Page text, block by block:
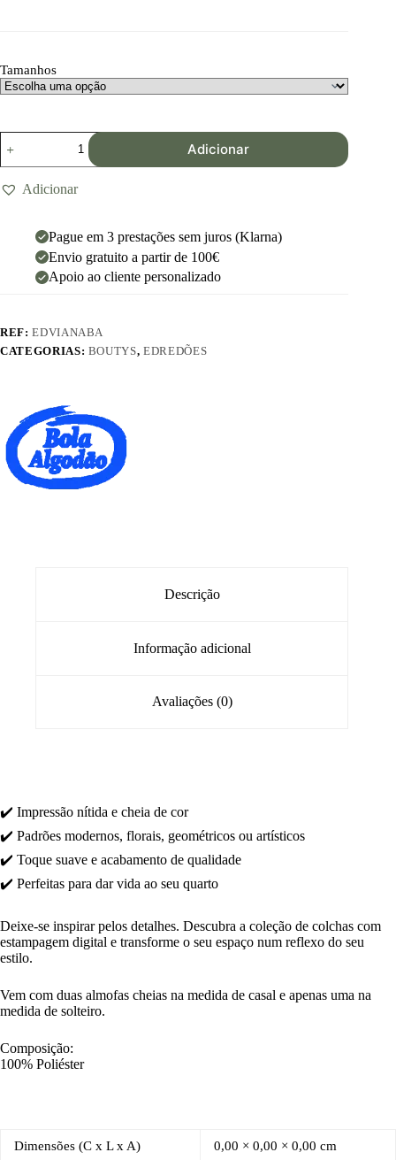
Tamanhos
Adicionar
Adicionar
Pague em 3 prestações sem juros (Klarna)
Envio gratuito a partir de 100€
Apoio ao cliente personalizado
REF:EDVIANABA
CATEGORIAS: BOUTYS,EDREDÕES
Descrição
Informação adicional
Avaliações (0)
✔️ Impressão nítida e cheia de cor
✔️ Padrões modernos, florais, geométricos ou artísticos
✔️ Toque suave e acabamento de qualidade
✔️ Perfeitas para dar vida ao seu quarto
Deixe-se inspirar pelos detalhes. Descubra a coleção de colchas com
estampagem digital e transforme o seu espaço num reflexo do seu
estilo.
Vem com duas almofas cheias na medida de casal e apenas uma na
medida de solteiro.
Composição:
100% Poliéster
Dimensões (C x L x A) 0,00 × 0,00 × 0,00 cm